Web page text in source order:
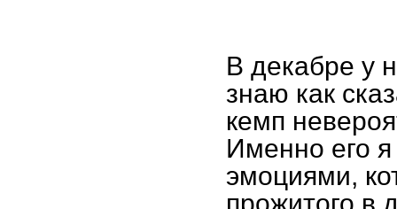
В декабре у
знаю как
кемп
Именно его
эмоциями,